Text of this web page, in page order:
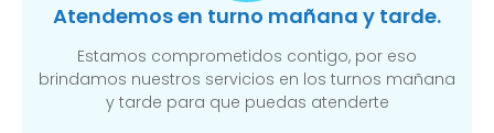
Atendemos en turno mañana y tarde.
Estamos comprometidos contigo, por eso
brindamos nuestros servicios en los turnos mañana
y tarde para que puedas atenderte